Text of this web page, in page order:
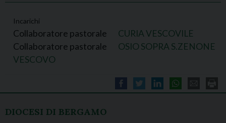
Incarichi
Collaboratore pastorale
CURIA VESCOVILE
Collaboratore pastorale
OSIO SOPRA S.ZENONE
VESCOVO
DIOCESI DI BERGAMO